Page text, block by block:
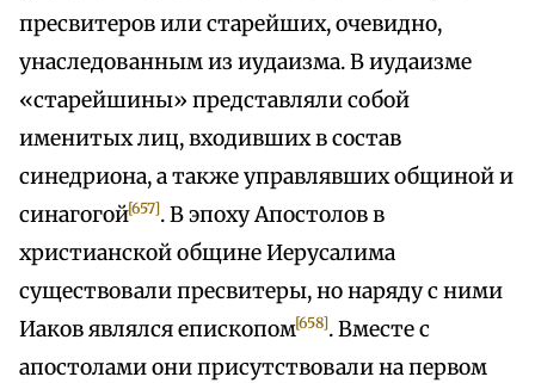
пресвитеров или старейших, очевидно,
унаследованным из иудаизма. В иудаизме
«старейшины» представляли собой
именитых лиц, входивших в состав
синедриона, а также управлявших общиной и
синагогой[657]. В эпоху Апостолов в
христианской общине Иерусалима
существовали пресвитеры, но наряду с ними
Иаков являлся епископом[658]. Вместе с
апостолами они присутствовали на первом